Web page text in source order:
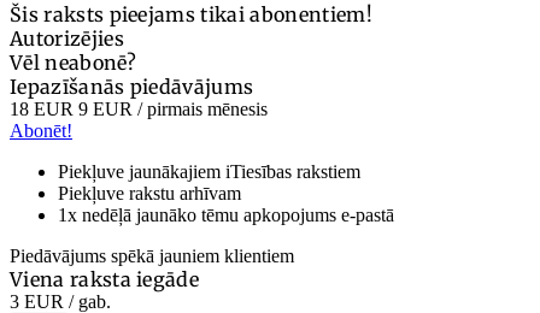
Šis raksts pieejams tikai abonentiem!
Autorizējies
Vēl neabonē?
Iepazīšanās piedāvājums
18 EUR 9 EUR / pirmais mēnesis
Abonēt!
Piekļuve jaunākajiem iTiesības rakstiem
Piekļuve rakstu arhīvam
1x nedēļā jaunāko tēmu apkopojums e-pastā
Piedāvājums spēkā jauniem klientiem
Viena raksta iegāde
3 EUR / gab.